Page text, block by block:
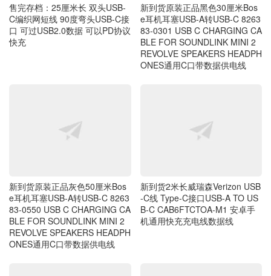
售完存档：25厘米长 双头USB-
C编织网短线 90度弯头USB-C接
口 可过USB2.0数据 可以PD协议
快充
新到货原装正品黑色30厘米Bos
e耳机耳塞USB-A转USB-C 8263
83-0301 USB C CHARGING CA
BLE FOR SOUNDLINK MINI 2
REVOLVE SPEAKERS HEADPH
ONES通用C口带数据供电线
新到货原装正品灰色50厘米Bos
e耳机耳塞USB-A转USB-C 8263
83-0550 USB C CHARGING CA
BLE FOR SOUNDLINK MINI 2
REVOLVE SPEAKERS HEADPH
ONES通用C口带数据供电线
新到货2米长威瑞森Verizon USB
-C线 Type-C接口USB-A TO US
B-C CAB6FTCTOA-M1 安卓手
机通用快充充电线数据线